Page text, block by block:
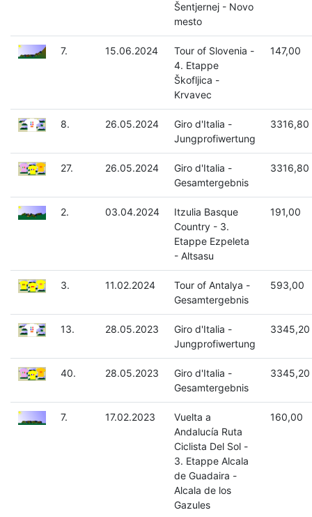
Šentjernej - Novo
mesto
7. 15.06.2024
Tour of Slovenia -
4. Etappe
Škofljica -
Krvavec
147,00
8. 26.05.2024
Giro d'Italia -
Jungprofiwertung
3316,80
27. 26.05.2024
Giro d'Italia -
Gesamtergebnis
3316,80
2. 03.04.2024
Itzulia Basque
Country - 3.
Etappe Ezpeleta
- Altsasu
191,00
3. 11.02.2024
Tour of Antalya -
Gesamtergebnis
593,00
13. 28.05.2023
Giro d'Italia -
Jungprofiwertung
3345,20
40. 28.05.2023
Giro d'Italia -
Gesamtergebnis
3345,20
7. 17.02.2023
Vuelta a
Andalucía Ruta
Ciclista Del Sol -
3. Etappe Alcala
de Guadaira -
Alcala de los
Gazules
160,00